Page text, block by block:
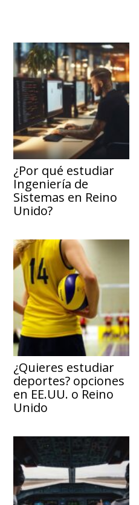
¿Por qué estudiar
Ingeniería de
Sistemas en Reino
Unido?
¿Quieres estudiar
deportes? opciones
en EE.UU. o Reino
Unido